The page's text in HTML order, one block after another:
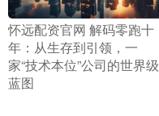
​怀远配资官网 解码零跑十
年：从生存到引领，一
家“技术本位”公司的世界级
蓝图